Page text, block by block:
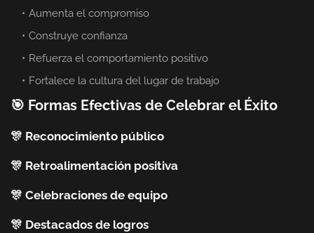
Aumenta el compromiso
Construye confianza
Refuerza el comportamiento positivo
Fortalece la cultura del lugar de trabajo
🎯 Formas Efectivas de Celebrar el Éxito
🎊 Reconocimiento público
🎊 Retroalimentación positiva
🎊 Celebraciones de equipo
🎊 Destacados de logros